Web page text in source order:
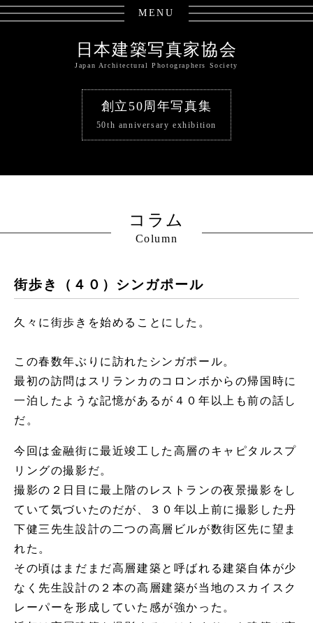
MENU
日本建築写真家協会
Japan Architectural Photographers Society
創立50周年写真集
50th anniversary exhibition
コラム
Column
街歩き（４０）シンガポール
久々に街歩きを始めることにした。
この春数年ぶりに訪れたシンガポール。
最初の訪問はスリランカのコロンボからの帰国時に
一泊したような記憶があるが４０年以上も前の話し
だ。
今回は金融街に最近竣工した高層のキャピタルスプ
リングの撮影だ。
撮影の２日目に最上階のレストランの夜景撮影をし
ていて気づいたのだが、３０年以上前に撮影した丹
下健三先生設計の二つの高層ビルが数街区先に望ま
れた。
その頃はまだまだ高層建築と呼ばれる建築自体が少
なく先生設計の２本の高層建築が当地のスカイスク
レーパーを形成していた感が強かった。